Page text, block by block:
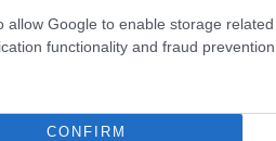
allow Google to enable storage
functionality and fraud
CONFIRM
acciottolate si respira
Per chi arriva in auto
ci sono musei
visitabile su